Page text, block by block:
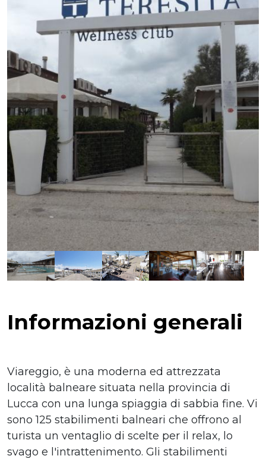
Informazioni generali
Viareggio, è una moderna ed attrezzata
località balneare situata nella provincia di
Lucca con una lunga spiaggia di sabbia fine. Vi
sono 125 stabilimenti balneari che offrono al
turista un ventaglio di scelte per il relax, lo
svago e l'intrattenimento. Gli stabilimenti